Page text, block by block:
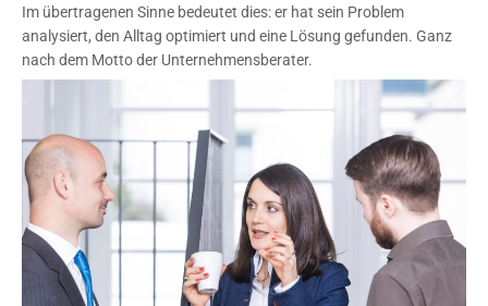
Im übertragenen Sinne bedeutet dies: er hat sein Problem
analysiert, den Alltag optimiert und eine Lösung gefunden. Ganz
nach dem Motto der Unternehmensberater.